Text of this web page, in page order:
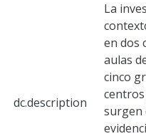
dc.description
La
en dos
aulas
cinco
surgen